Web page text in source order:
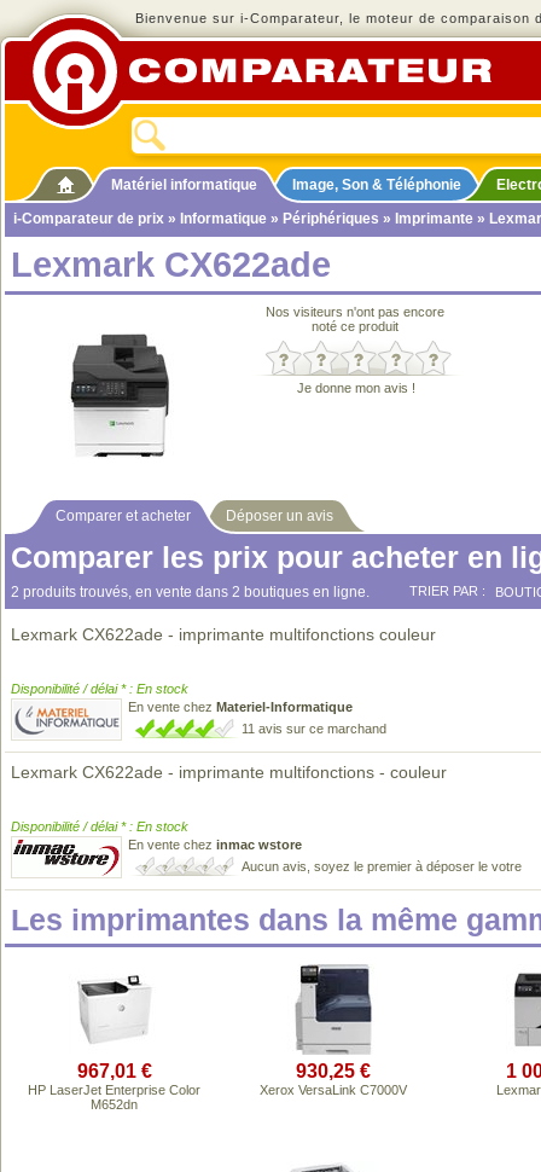
Bienvenue sur i-Comparateur, le moteur de comparaison
Matériel informatique Image, Son & Téléphonie
i-Comparateur de prix » Informatique » Périphériques » Imprimante »
Lexmark CX622ade
Nos visiteurs n'ont pas encore
noté ce produit
Je donne mon avis !
Comparer et acheter Déposer un avis
Comparer les prix pour acheter en
2 produits trouvés, en vente dans 2 boutiques en ligne. TRIER PAR :
Lexmark CX622ade - imprimante multifonctions couleur
Disponibilité / délai * : En stock
En vente chez Materiel-Informatique
11 avis sur ce marchand
Lexmark CX622ade - imprimante multifonctions - couleur
Disponibilité / délai * : En stock
En vente chez inmac wstore
Aucun avis, soyez le premier à déposer le votre
Les imprimantes dans la même
967,01 €
HP LaserJet Enterprise Color
M652dn
930,25 €
Xerox VersaLink C7000V
1